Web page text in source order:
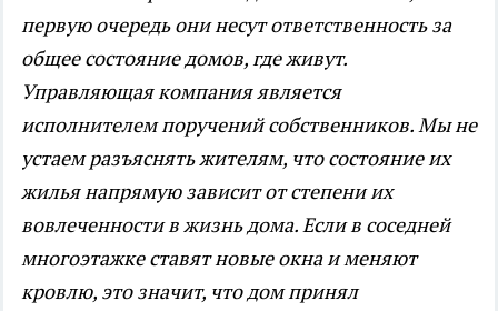
первую очередь они несут ответственность за
общее состояние домов, где живут.
Управляющая компания является
исполнителем поручений собственников. Мы не
устаем разъяснять жителям, что состояние их
жилья напрямую зависит от степени их
вовлеченности в жизнь дома. Если в соседней
многоэтажке ставят новые окна и меняют
кровлю, это значит, что дом принял